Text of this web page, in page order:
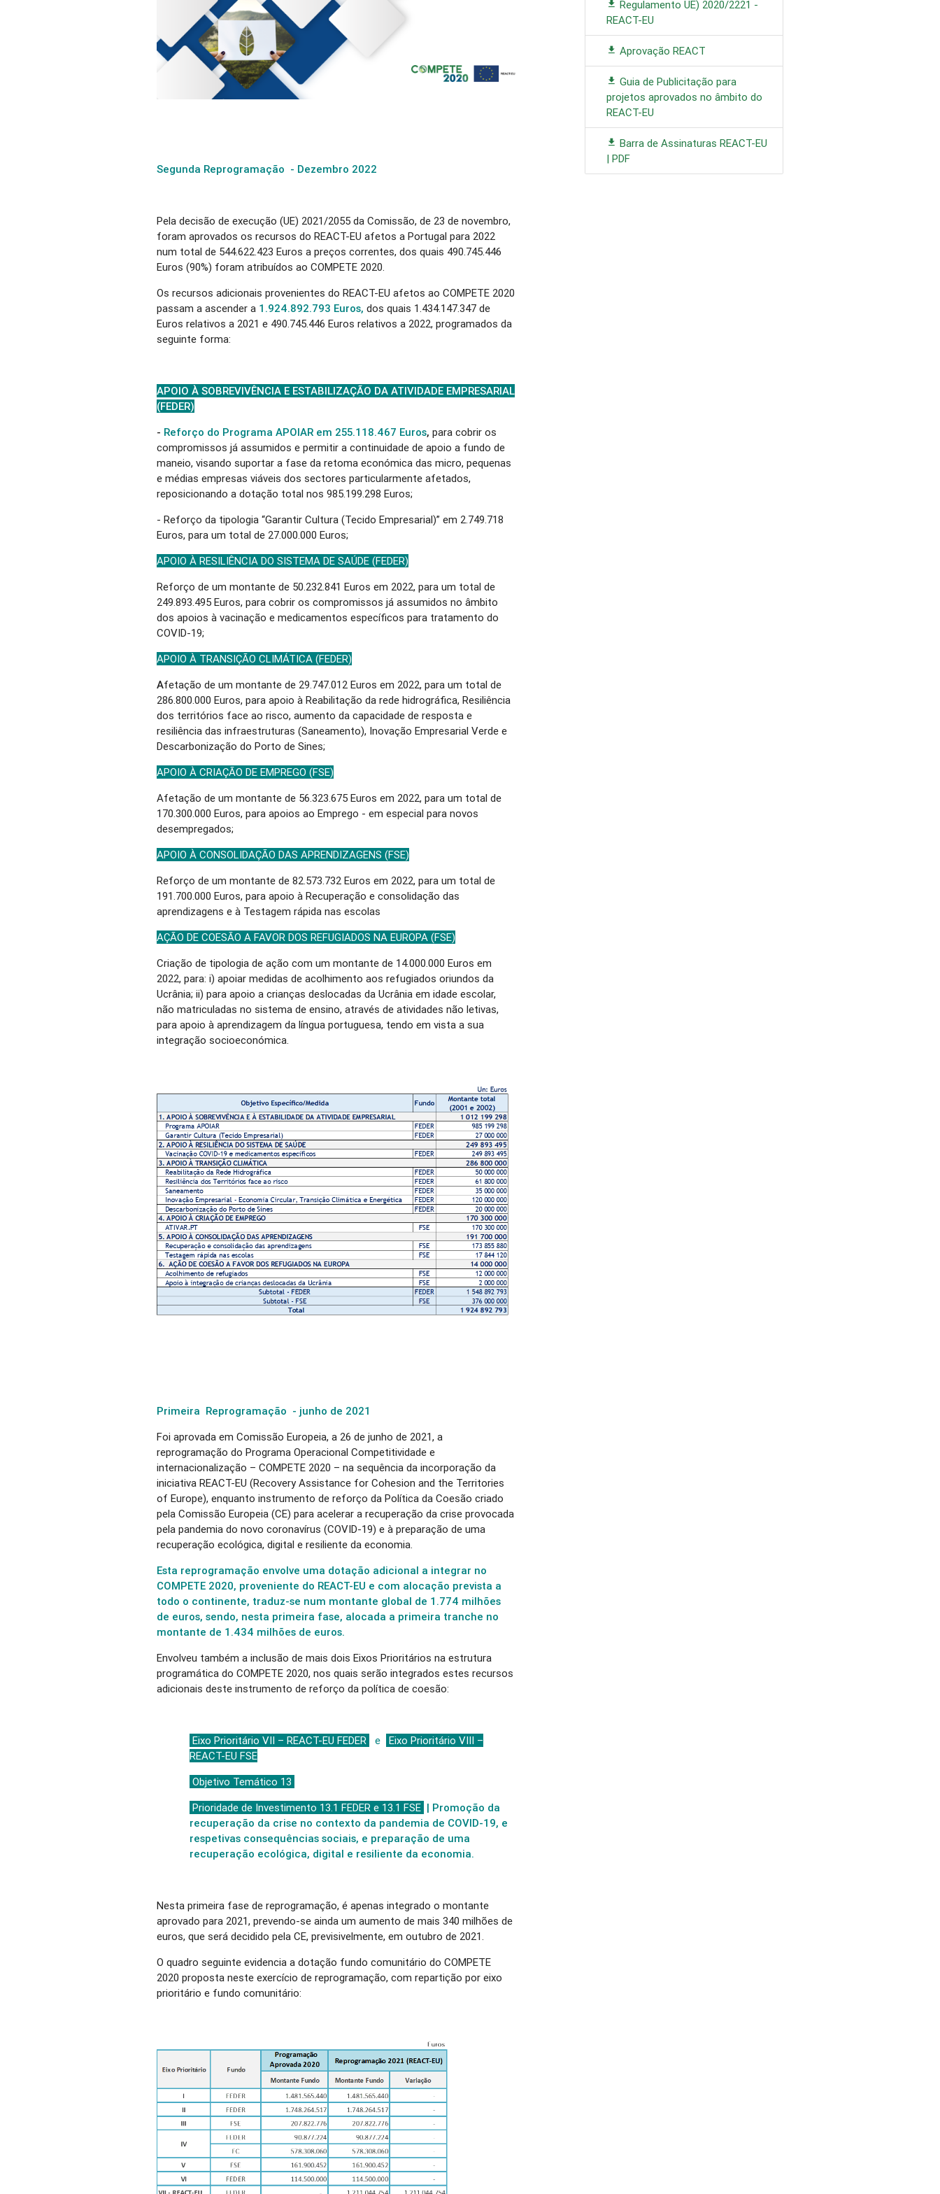
Segunda Reprogramação - Dezembro 2022
Pela decisão de execução (UE) 2021/2055 da Comissão, de 23 de novembro,
foram aprovados os recursos do REACT-EU afetos a Portugal para 2022
num total de 544.622.423 Euros a preços correntes, dos quais 490.745.446
Euros (90%) foram atribuídos ao COMPETE 2020.
Os recursos adicionais provenientes do REACT-EU afetos ao COMPETE 2020
passam a ascender a 1.924.892.793 Euros, dos quais 1.434.147.347 de
Euros relativos a 2021 e 490.745.446 Euros relativos a 2022, programados da
seguinte forma:
APOIO À SOBREVIVÊNCIA E ESTABILIZAÇÃO DA ATIVIDADE EMPRESARIAL
(FEDER)
- Reforço do Programa APOIAR em 255.118.467 Euros, para cobrir os
compromissos já assumidos e permitir a continuidade de apoio a fundo de
maneio, visando suportar a fase da retoma económica das micro, pequenas
e médias empresas viáveis dos sectores particularmente afetados,
reposicionando a dotação total nos 985.199.298 Euros;
- Reforço da tipologia “Garantir Cultura (Tecido Empresarial)” em 2.749.718
Euros, para um total de 27.000.000 Euros;
APOIO À RESILIÊNCIA DO SISTEMA DE SAÚDE (FEDER)
Reforço de um montante de 50.232.841 Euros em 2022, para um total de
249.893.495 Euros, para cobrir os compromissos já assumidos no âmbito
dos apoios à vacinação e medicamentos específicos para tratamento do
COVID-19;
APOIO À TRANSIÇÃO CLIMÁTICA (FEDER)
Afetação de um montante de 29.747.012 Euros em 2022, para um total de
286.800.000 Euros, para apoio à Reabilitação da rede hidrográfica, Resiliência
dos territórios face ao risco, aumento da capacidade de resposta e
resiliência das infraestruturas (Saneamento), Inovação Empresarial Verde e
Descarbonização do Porto de Sines;
APOIO À CRIAÇÃO DE EMPREGO (FSE)
Afetação de um montante de 56.323.675 Euros em 2022, para um total de
170.300.000 Euros, para apoios ao Emprego - em especial para novos
desempregados;
APOIO À CONSOLIDAÇÃO DAS APRENDIZAGENS (FSE)
Reforço de um montante de 82.573.732 Euros em 2022, para um total de
191.700.000 Euros, para apoio à Recuperação e consolidação das
aprendizagens e à Testagem rápida nas escolas
AÇÃO DE COESÃO A FAVOR DOS REFUGIADOS NA EUROPA (FSE)
Criação de tipologia de ação com um montante de 14.000.000 Euros em
2022, para: i) apoiar medidas de acolhimento aos refugiados oriundos da
Ucrânia; ii) para apoio a crianças deslocadas da Ucrânia em idade escolar,
não matriculadas no sistema de ensino, através de atividades não letivas,
para apoio à aprendizagem da língua portuguesa, tendo em vista a sua
integração socioeconómica.
Primeira Reprogramação - junho de 2021
Foi aprovada em Comissão Europeia, a 26 de junho de 2021, a
reprogramação do Programa Operacional Competitividade e
internacionalização – COMPETE 2020 – na sequência da incorporação da
iniciativa REACT-EU (Recovery Assistance for Cohesion and the Territories
of Europe), enquanto instrumento de reforço da Política da Coesão criado
pela Comissão Europeia (CE) para acelerar a recuperação da crise provocada
pela pandemia do novo coronavírus (COVID-19) e à preparação de uma
recuperação ecológica, digital e resiliente da economia.
Esta reprogramação envolve uma dotação adicional a integrar no
COMPETE 2020, proveniente do REACT-EU e com alocação prevista a
todo o continente, traduz-se num montante global de 1.774 milhões
de euros, sendo, nesta primeira fase, alocada a primeira tranche no
montante de 1.434 milhões de euros.
Envolveu também a inclusão de mais dois Eixos Prioritários na estrutura
programática do COMPETE 2020, nos quais serão integrados estes recursos
adicionais deste instrumento de reforço da política de coesão:
Eixo Prioritário VII – REACT-EU FEDER e
Eixo Prioritário VIII –
REACT-EU FSE
Objetivo Temático 13
Prioridade de Investimento 13.1 FEDER e 13.1 FSE | Promoção da
recuperação da crise no contexto da pandemia de COVID-19, e
respetivas consequências sociais, e preparação de uma
recuperação ecológica, digital e resiliente da economia.
Nesta primeira fase de reprogramação, é apenas integrado o montante
aprovado para 2021, prevendo-se ainda um aumento de mais 340 milhões de
euros, que será decidido pela CE, previsivelmente, em outubro de 2021.
O quadro seguinte evidencia a dotação fundo comunitário do COMPETE
2020 proposta neste exercício de reprogramação, com repartição por eixo
prioritário e fundo comunitário:
Regulamento UE) 2020/2221 -
REACT-EU
Aprovação REACT
Guia de Publicitação para
projetos aprovados no âmbito do
REACT-EU
Barra de Assinaturas REACT-EU
| PDF